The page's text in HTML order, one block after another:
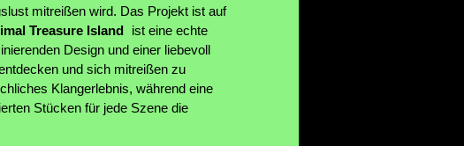
mitreißen wird. Das Projekt ist auf
Treasure Island ist eine echte
Design und einer liebevoll
und sich mitreißen zu
Klangerlebnis, während eine
Stücken für jede Szene die